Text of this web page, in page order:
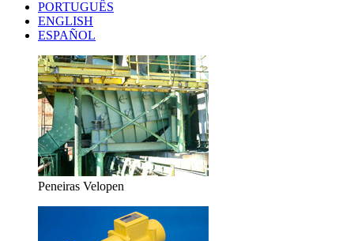
PORTUGUÊS
ENGLISH
ESPAÑOL
Peneiras Velopen